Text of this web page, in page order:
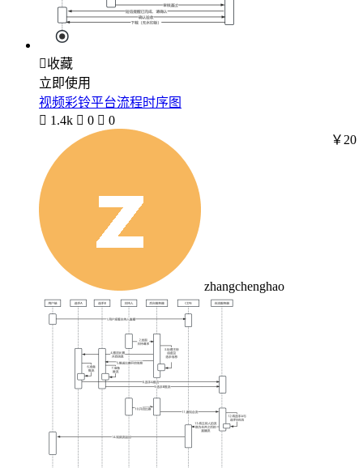
收藏
立即使用
视频彩铃平台流程时序图
 1.4k  0  0
zhangchenghao
￥20